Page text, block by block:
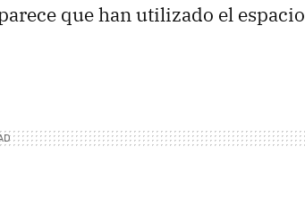
que han utilizado el espacio